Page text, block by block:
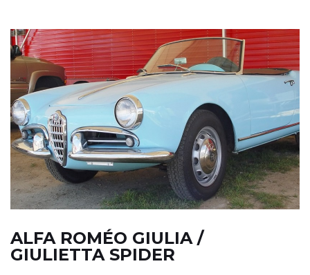
ALFA ROMÉO GIULIA /
GIULIETTA SPIDER